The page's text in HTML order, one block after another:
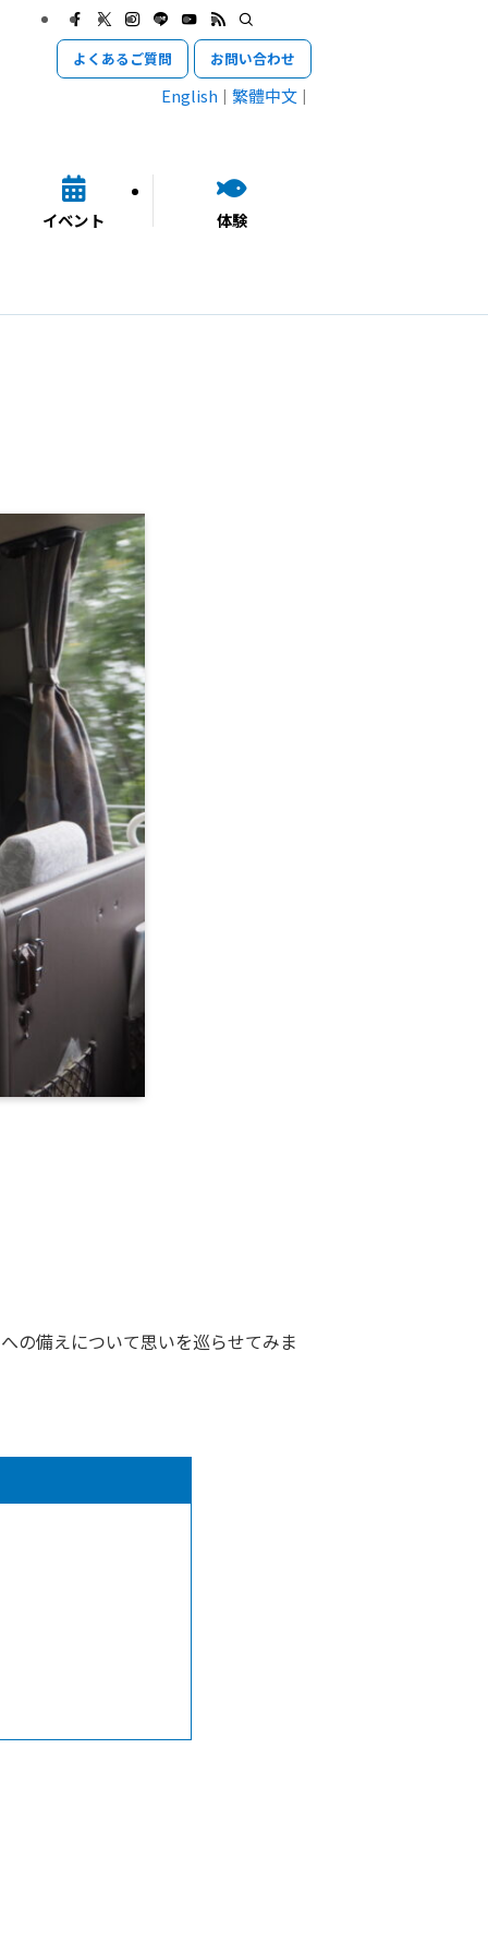
イベント 体験
よくあるご質問 お問い合わせ
English 繁體中文
の備えについて思いを巡らせてみま